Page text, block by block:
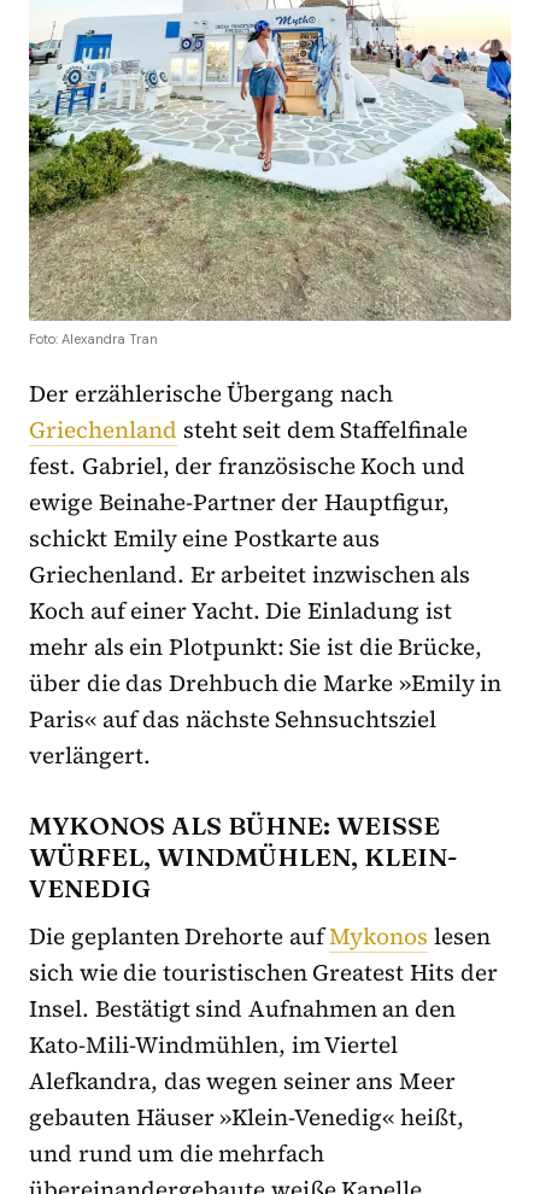
Foto: Alexandra Tran
Der erzählerische Übergang nach
Griechenland steht seit dem Staffelfinale
fest. Gabriel, der französische Koch und
ewige Beinahe-Partner der Hauptfigur,
schickt Emily eine Postkarte aus
Griechenland. Er arbeitet inzwischen als
Koch auf einer Yacht. Die Einladung ist
mehr als ein Plotpunkt: Sie ist die Brücke,
über die das Drehbuch die Marke »Emily in
Paris« auf das nächste Sehnsuchtsziel
verlängert.
MYKONOS ALS BÜHNE: WEISSE W
ÜRFEL, WINDMÜHLEN, KLEIN-V
ENEDIG
Die geplanten Drehorte aufMykonos lesen
sich wie die touristischen Greatest Hits der
Insel. Bestätigt sind Aufnahmen an den
Kato-Mili-Windmühlen, im Viertel
Alefkandra, das wegen seiner ans Meer
gebauten Häuser »Klein-Venedig« heißt,
und rund um die mehrfach